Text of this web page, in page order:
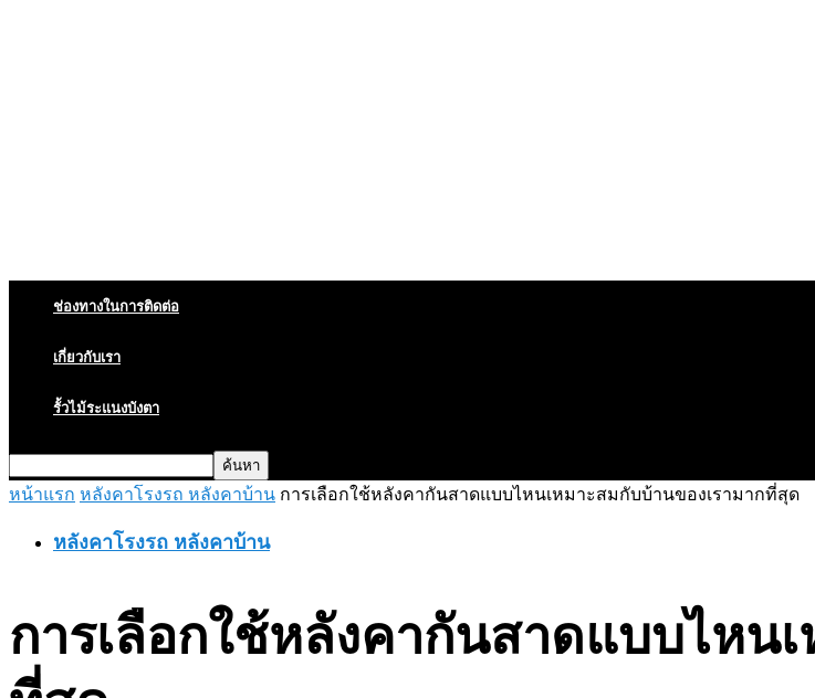
ช่องทางในการติดต่อ
เกี่ยวกับเรา
รั้วไม้ระแนงบังตา
หน้าแรก หลังคาโรงรถ หลังคาบ้าน การเลือกใช้หลังคากันสาดแบบไหนเหมาะสมกับบ้านของเรามากที่สุด
หลังคาโรงรถ หลังคาบ้าน
การเลือกใช้หลังคากันสาดแบบไหน